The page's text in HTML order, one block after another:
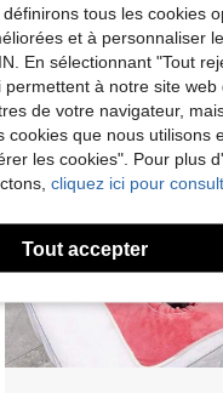
tous les cookies
et à personnaliser
En sélectionnant "Tout
à notre site
de votre navigateur,
cookies que nous
les cookies". Pour plus
cliquez ici pour
Tout accepter